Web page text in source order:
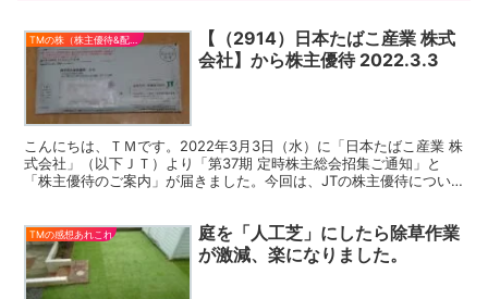
【（2914）日本たばこ産業 株式
会社】から株主優待 2022.3.3
こんにちは、ＴＭです。2022年3月3日（水）に「日本たばこ産業 株
式会社」（以下ＪＴ）より「第37期 定時株主総会招集ご通知」と
「株主優待のご案内」が届きました。今回は、JTの株主優待につい
TMの感想あれこれ
庭を「人工芝」にしたら除草作業
が激減、楽になりました。